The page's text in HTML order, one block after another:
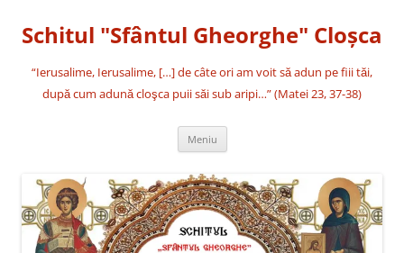
conținut
Schitul "Sfântul Gheorghe" Cloşca
“Ierusalime, Ierusalime, […] de câte ori am voit să adun pe fiii tăi,
după cum adună cloşca puii săi sub aripi…” (Matei 23, 37-38)
Meniu